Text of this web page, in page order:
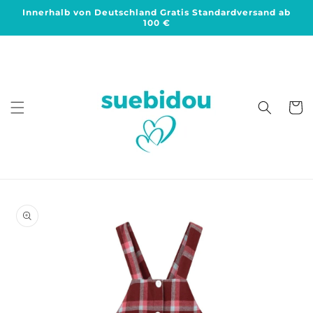
zum
Innerhalb von Deutschland Gratis Standardversand ab
100 €